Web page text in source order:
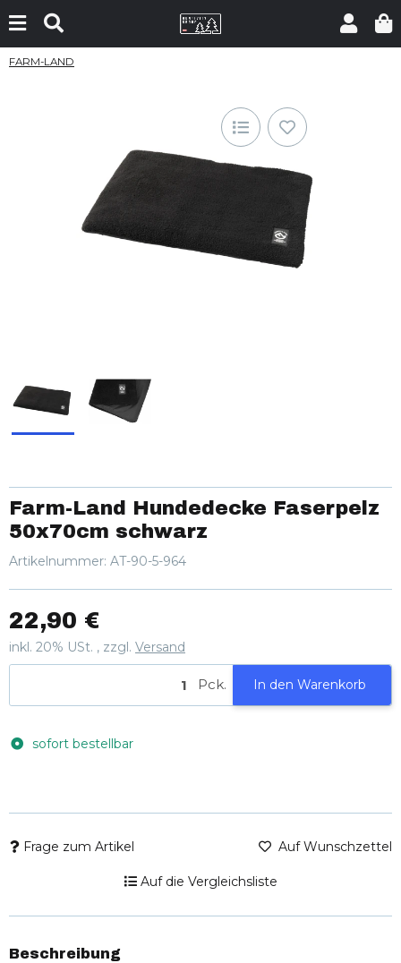
FARM-LAND
Farm-Land Hundedecke Faserpelz
50x70cm schwarz
Artikelnummer: AT-90-5-964
22,90 €
inkl. 20% USt. , zzgl. Versand
Pck. In den Warenkorb
sofort bestellbar
Frage zum Artikel Auf Wunschzettel
Auf die Vergleichsliste
Beschreibung